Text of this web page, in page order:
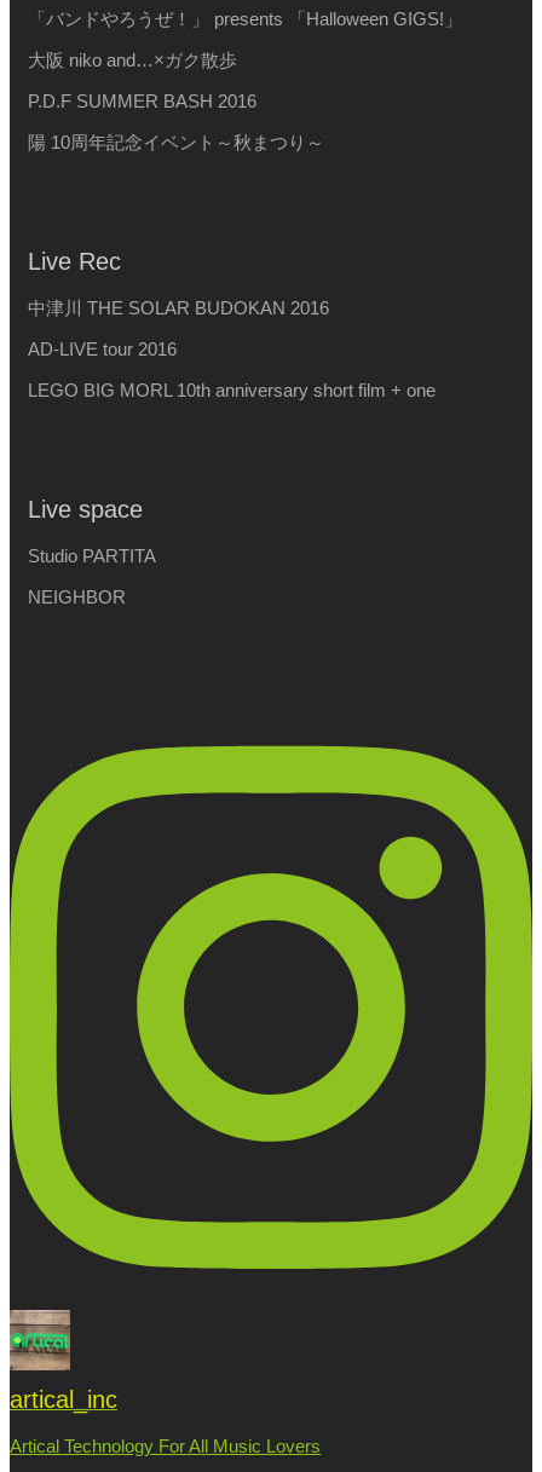
「バンドやろうぜ！」 presents 「Halloween GIGS!」
大阪 niko and…×ガク散歩
P.D.F SUMMER BASH 2016
陽 10周年記念イベント～秋まつり～
Live Rec
中津川 THE SOLAR BUDOKAN 2016
AD-LIVE tour 2016
LEGO BIG MORL 10th anniversary short film + one
Live space
Studio PARTITA
NEIGHBOR
artical_inc
Artical Technology For All Music Lovers